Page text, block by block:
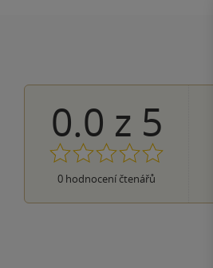
0.0 z 5
0 hodnocení čtenářů